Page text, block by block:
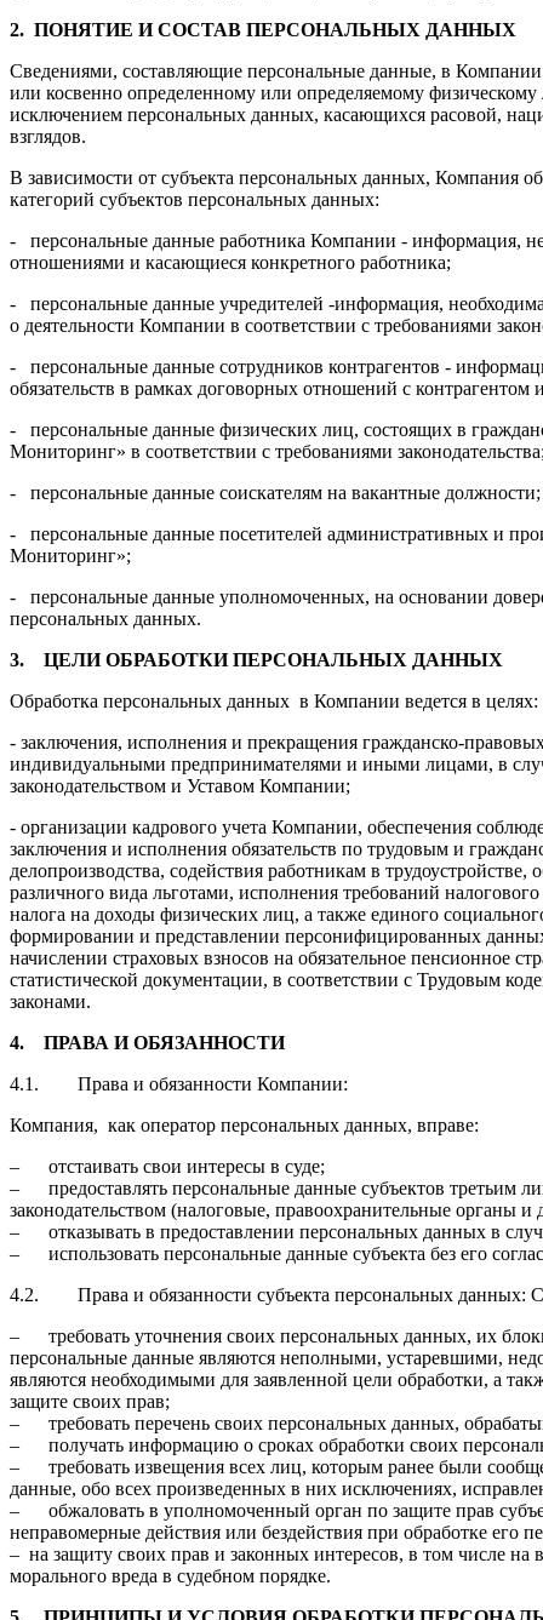
2. ПОНЯТИЕ И СОСТАВ ПЕРСОНАЛЬНЫХ ДАННЫХ
Сведениями, составляющие персональные данные, в
или косвенно определенному или определяемому
исключением персональных данных, касающихся расовой,
взглядов.
В зависимости от субъекта персональных данных, Компания
категорий субъектов персональных данных:
- персональные данные работника Компании - информация,
отношениями и касающиеся конкретного работника;
- персональные данные учредителей -информация,
о деятельности Компании в соответствии с требованиями
- персональные данные сотрудников контрагентов -
обязательств в рамках договорных отношений с контрагентом
- персональные данные физических лиц, состоящих в
Мониторинг» в соответствии с требованиями
- персональные данные соискателям на вакантные должности;
- персональные данные посетителей административных и
Мониторинг»;
- персональные данные уполномоченных, на основании
персональных данных.
3. ЦЕЛИ ОБРАБОТКИ ПЕРСОНАЛЬНЫХ ДАННЫХ
Обработка персональных данных в Компании ведется в целях:
- заключения, исполнения и прекращения гражданско-
индивидуальными предпринимателями и иными лицами, в
законодательством и Уставом Компании;
- организации кадрового учета Компании, обеспечения
заключения и исполнения обязательств по трудовым и
делопроизводства, содействия работникам в
различного вида льготами, исполнения требований
налога на доходы физических лиц, а также единого
формировании и представлении персонифицированных
начислении страховых взносов на обязательное пенсионное
статистической документации, в соответствии с Трудовым
законами.
4. ПРАВА И ОБЯЗАННОСТИ
4.1. Права и обязанности Компании:
Компания, как оператор персональных данных, вправе:
– отстаивать свои интересы в суде;
– предоставлять персональные данные субъектов третьим
законодательством (налоговые, правоохранительные органы и
– отказывать в предоставлении персональных данных в
– использовать персональные данные субъекта без его
4.2. Права и обязанности субъекта персональных данных:
– требовать уточнения своих персональных данных, их
персональные данные являются неполными, устаревшими,
являются необходимыми для заявленной цели обработки, а
защите своих прав;
– требовать перечень своих персональных данных,
– получать информацию о сроках обработки своих
– требовать извещения всех лиц, которым ранее были
данные, обо всех произведенных в них исключениях,
– обжаловать в уполномоченный орган по защите прав
неправомерные действия или бездействия при обработке его
– на защиту своих прав и законных интересов, в том числе
морального вреда в судебном порядке.